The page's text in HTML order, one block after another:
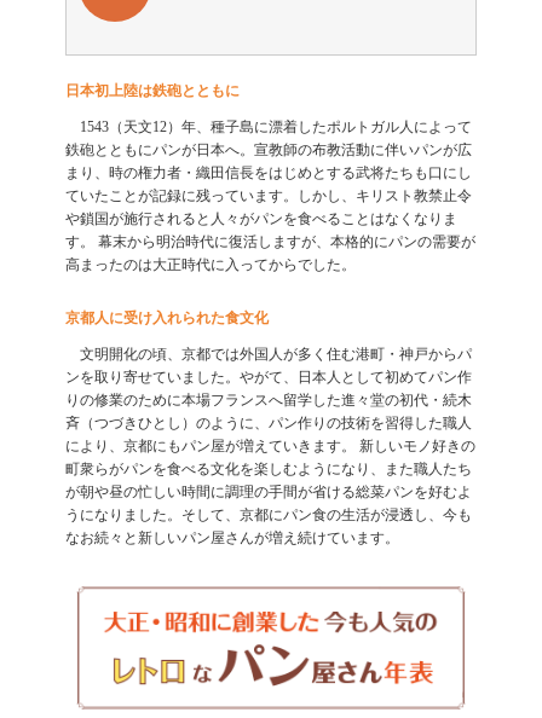
日本初上陸は鉄砲とともに
1543（天文12）年、種子島に漂着したポルトガル人によって
鉄砲とともにパンが日本へ。宣教師の布教活動に伴いパンが広
まり、時の権力者・織田信長をはじめとする武将たちも口にし
ていたことが記録に残っています。しかし、キリスト教禁止令
や鎖国が施行されると人々がパンを食べることはなくなりま
す。 幕末から明治時代に復活しますが、本格的にパンの需要が
高まったのは大正時代に入ってからでした。
京都人に受け入れられた食文化
文明開化の頃、京都では外国人が多く住む港町・神戸からパ
ンを取り寄せていました。やがて、日本人として初めてパン作
りの修業のために本場フランスへ留学した進々堂の初代・続木
斉（つづきひとし）のように、パン作りの技術を習得した職人
により、京都にもパン屋が増えていきます。 新しいモノ好きの
町衆らがパンを食べる文化を楽しむようになり、また職人たち
が朝や昼の忙しい時間に調理の手間が省ける総菜パンを好むよ
うになりました。そして、京都にパン食の生活が浸透し、今も
なお続々と新しいパン屋さんが増え続けています。